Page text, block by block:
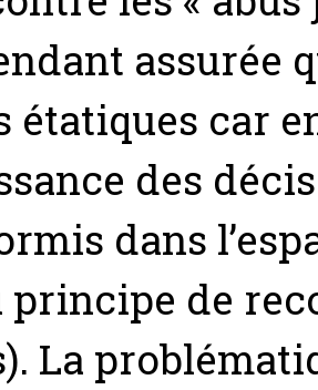
assurée
étatiques car
des
dans
principe de
La